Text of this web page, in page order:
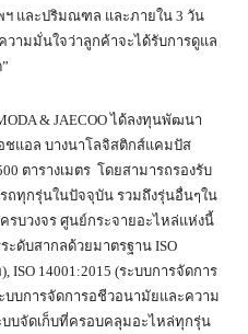
ฯ และปริมณฑล และภายใน 3 วัน
วามมั่นใจว่าลูกค้าจะได้รับการดูแล
& JAECOO ได้ลงทุนพัฒนา
แอล บางนาโลจิสติกส์แคมปัส
ตารางเมตร โดยสามารถรองรับ
ทุกรุ่นในปัจจุบัน รวมถึงรุ่นอื่นๆใน
รบวงจร ศูนย์กระจายอะไหล่แห่งนี้
ะดับสากลด้วยมาตรฐาน ISO
14001:2015 (ระบบการจัดการ
บบการจัดการอชีวอนามัยและความ
บจัดเก็บที่ครอบคลุมอะไหล่ทุกรุ่น